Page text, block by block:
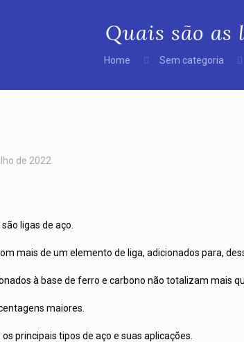
Quais são as
Home Sem categoria
de 2022
ligas de aço.
mais de um elemento de liga, adicionados para,
à base de ferro e carbono não totalizam mais
maiores.
principais tipos de aço e suas aplicações.